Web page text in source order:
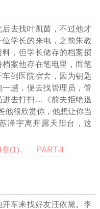
后去找叶凯茵，不过他才
学长的来电，之前朱教
，但学长储存的档案损
案他存在笔电里，而笔
到医院宿舍，因为钥匙
趟，便去找管理员，管
去打扫 …《前夫拒绝退
他很欣赏你，他想让你当
泽宇离开露天阳台，这
(1)..
PART-Ⅱ
开车来找好友汪依黛。李